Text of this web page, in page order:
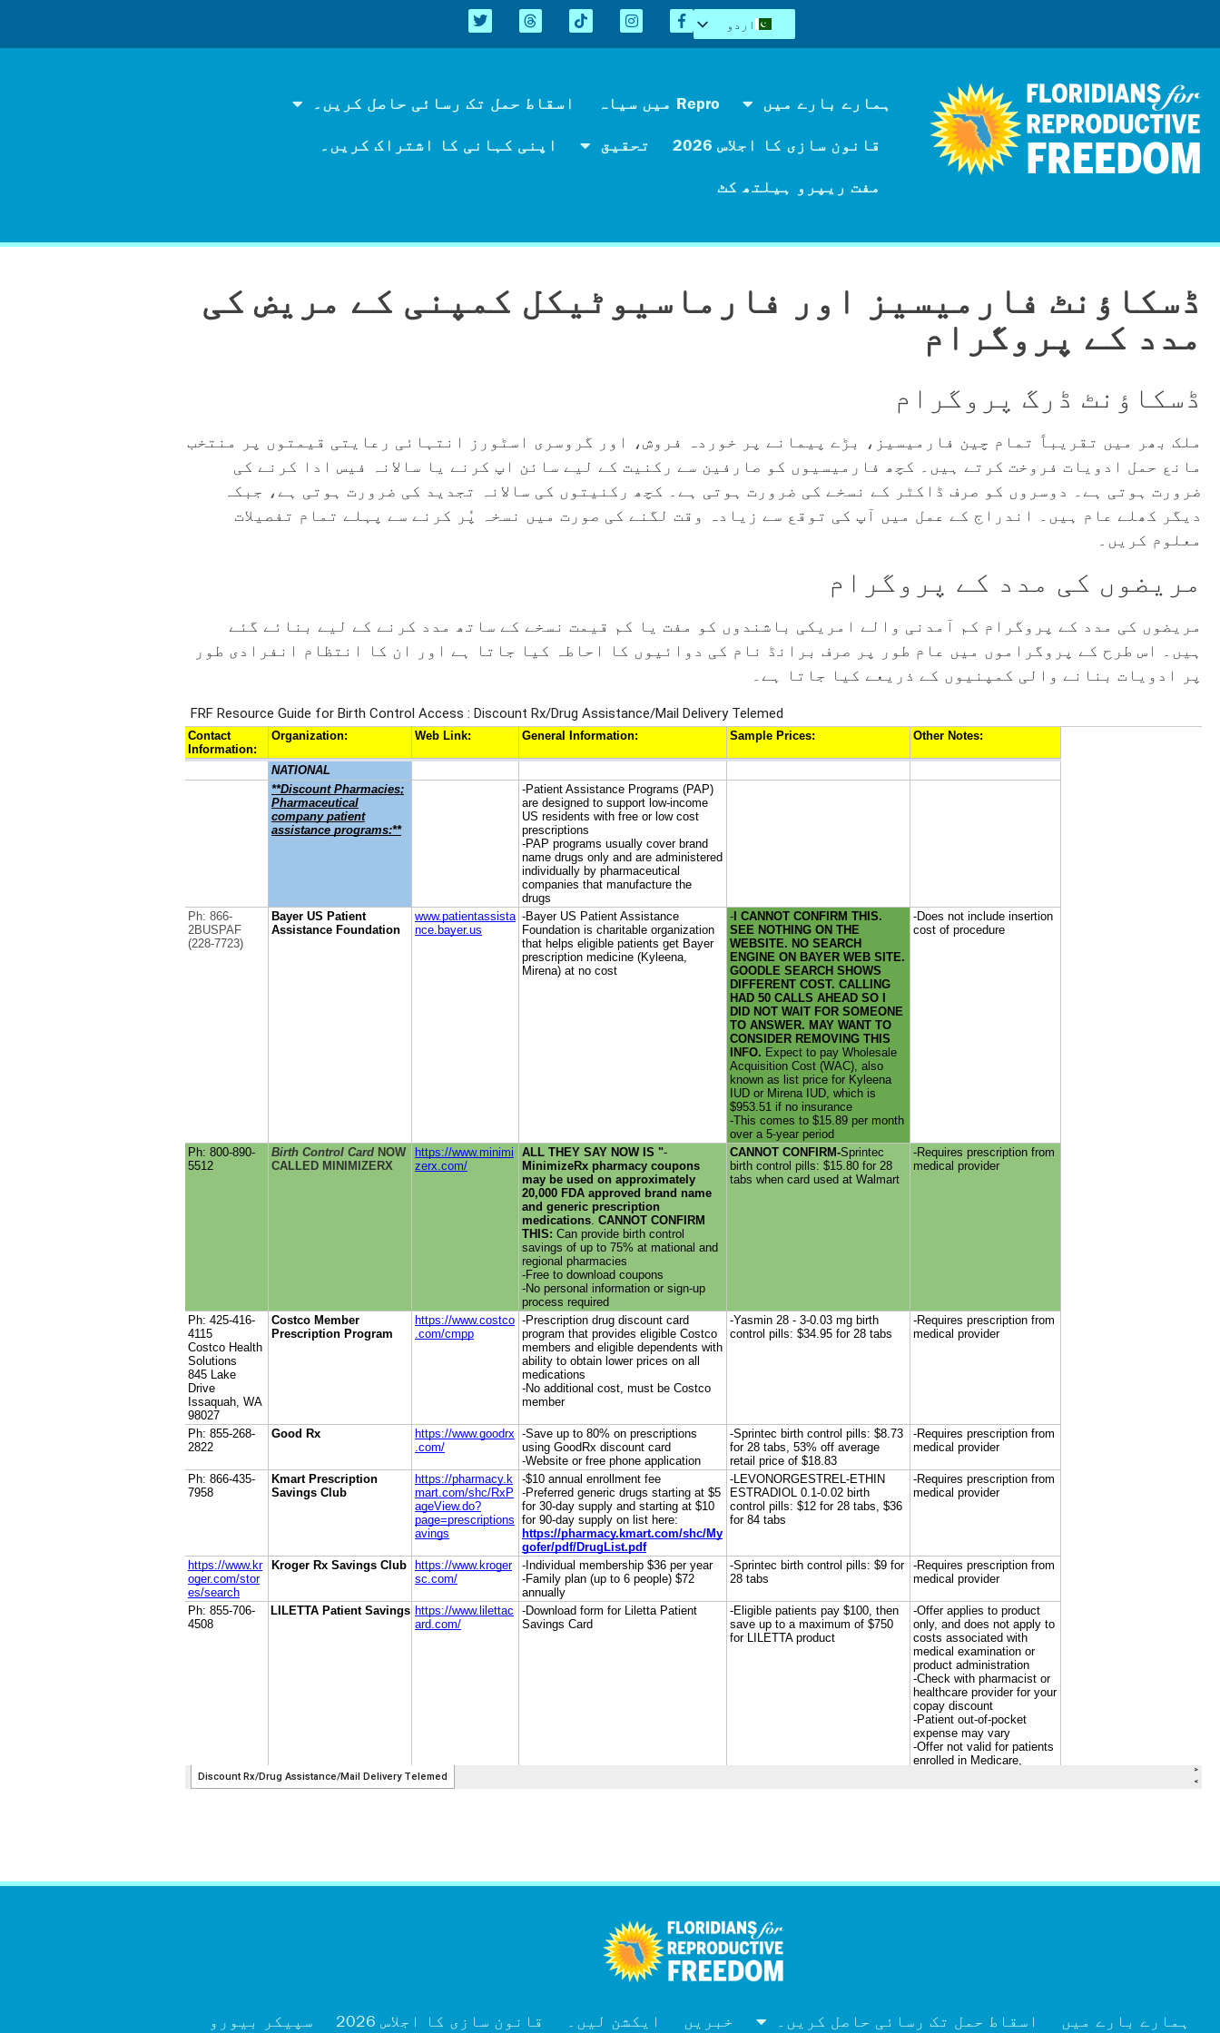
اردو
English
Tiếng Việt
ہمارے بارے میں Repro میں سیاہ
اسقاط حمل تک رسائی حاصل کریں۔
قانون سازی کا اجلاس 2026
تحقیق
اپنی کہانی کا اشتراک کریں۔
مفت ریپرو ہیلتھ کٹ
ڈسکاؤنٹ فارمیسیز اور فارماسیوٹیکل کمپنی کے مریض کی
مدد کے پروگرام
ڈسکاؤنٹ ڈرگ پروگرام
ملک بھر میں تقریباً تمام چین فارمیسیز، بڑے پیمانے پر خوردہ فروش، اور گروسری اسٹورز انتہائی رعایتی قیمتوں پر منتخب
مانع حمل ادویات فروخت کرتے ہیں۔ کچھ فارمیسیوں کو صارفین سے رکنیت کے لیے سائن اپ کرنے یا سالانہ فیس ادا کرنے کی
ضرورت ہوتی ہے۔ دوسروں کو صرف ڈاکٹر کے نسخے کی ضرورت ہوتی ہے۔ کچھ رکنیتوں کی سالانہ تجدید کی ضرورت ہوتی ہے، جبکہ
دیگر کھلے عام ہیں۔ اندراج کے عمل میں آپ کی توقع سے زیادہ وقت لگنے کی صورت میں نسخہ پُر کرنے سے پہلے تمام تفصیلات
معلوم کریں۔
مریضوں کی مدد کے پروگرام
مریضوں کی مدد کے پروگرام کم آمدنی والے امریکی باشندوں کو مفت یا کم قیمت نسخے کے ساتھ مدد کرنے کے لیے بنائے گئے
ہیں۔ اس طرح کے پروگراموں میں عام طور پر صرف برانڈ نام کی دوائیوں کا احاطہ کیا جاتا ہے اور ان کا انتظام انفرادی طور
پر ادویات بنانے والی کمپنیوں کے ذریعے کیا جاتا ہے۔
ہمارے بارے میں اسقاط حمل تک رسائی حاصل کریں۔ خبریں ایکشن لیں۔ قانون سازی کا اجلاس 2026 سپیکر بیورو